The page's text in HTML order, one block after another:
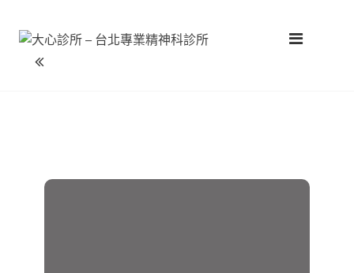
content